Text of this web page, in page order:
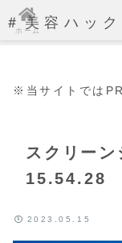
＃美容ハック
※当サイトでは
スクリー
15.54.28
2023.05.15
ホーム